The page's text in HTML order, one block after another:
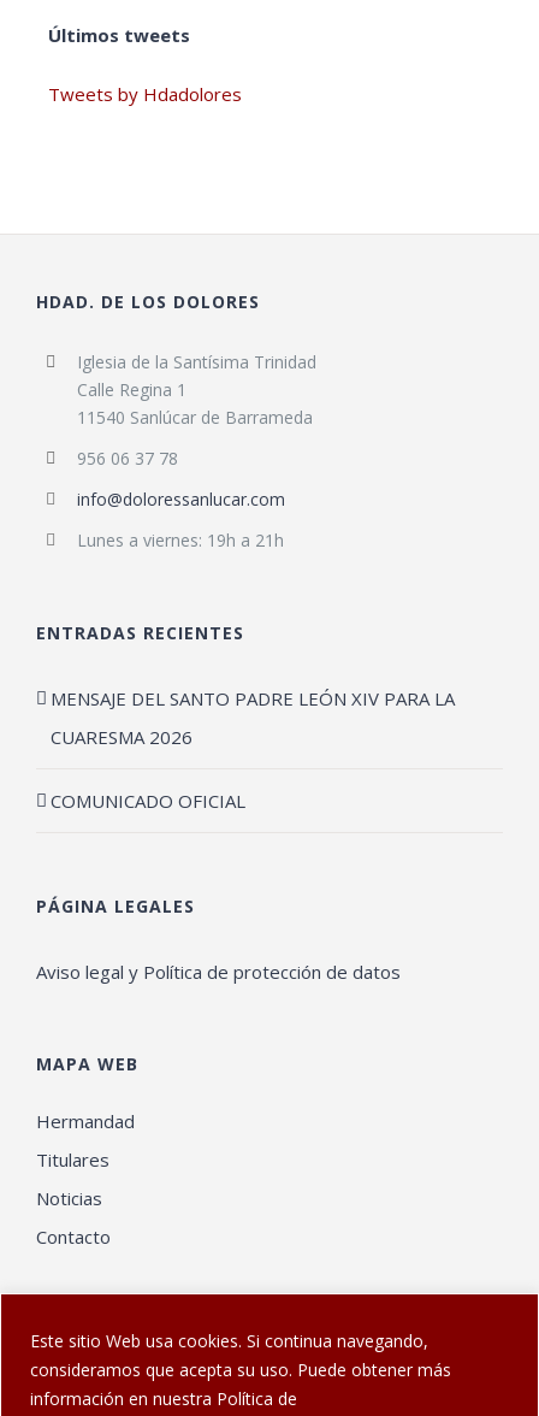
Este sitio Web usa cookies. Si continua navegando,
consideramos que acepta su uso. Puede obtener más
información en nuestra Política de
Últimos tweets
Tweets by Hdadolores
HDAD. DE LOS DOLORES
Iglesia de la Santísima Trinidad
Calle Regina 1
11540 Sanlúcar de Barrameda
956 06 37 78
info@doloressanlucar.com
Lunes a viernes: 19h a 21h
ENTRADAS RECIENTES
MENSAJE DEL SANTO PADRE LEÓN XIV PARA LA
CUARESMA 2026
COMUNICADO OFICIAL
PÁGINA LEGALES
Aviso legal y Política de protección de datos
MAPA WEB
Hermandad
Titulares
Noticias
Contacto